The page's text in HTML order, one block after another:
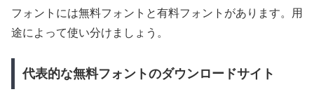
フォントには無料フォントと有料フォントがあります。用
途によって使い分けましょう。
代表的な無料フォントのダウンロードサイト